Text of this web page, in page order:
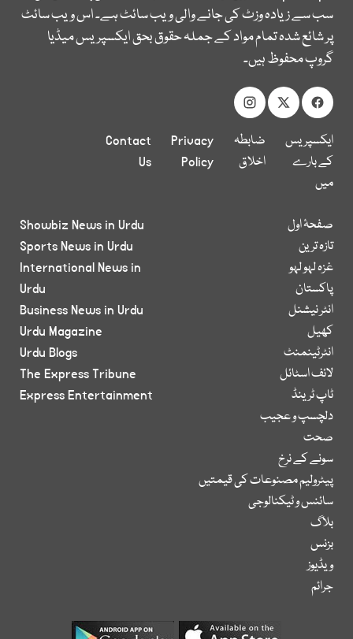
سب سے زیادہ وزٹ کی جانے والی ویب سائٹ ہے۔ اس ویب سائٹ
پر شائع شدہ تمام مواد کے جملہ حقوق بحق ایکسپریس میڈیا
گروپ محفوظ ہیں۔
ایکسپریس
کے بارے
میں
ضابطہ
اخلاق
Privacy
Policy
Contact
Us
صفحۂ اول
تازہ ترین
غزہ لہو لہو
پاکستان
انٹر نیشنل
کھیل
انٹرٹینمنٹ
لائف اسٹائل
ٹاپ ٹرینڈ
دلچسپ و عجیب
صحت
سونے کے نرخ
پیٹرولیم مصنوعات کی قیمتیں
سائنس و ٹیکنالوجی
بلاگ
بزنس
ویڈیوز
جرائم
Showbiz News in Urdu
Sports News in Urdu
International News in
Urdu
Business News in Urdu
Urdu Magazine
Urdu Blogs
The Express Tribune
Express Entertainment